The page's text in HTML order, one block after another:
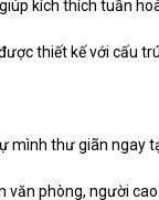
kích thích tuần
thiết kế với cấu
mình thư giãn ngay
văn phòng, người